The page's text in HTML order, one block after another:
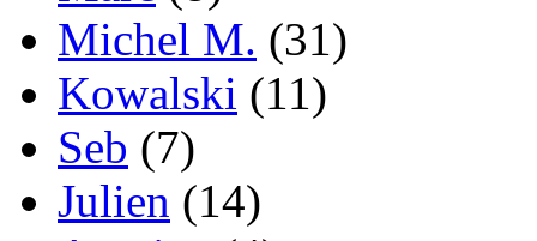
Michel M. (31)
Kowalski (11)
Seb (7)
Julien (14)